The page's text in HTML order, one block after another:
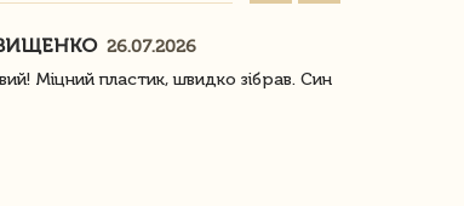
26.07.2026
Міцний пластик, швидко зібрав. Син